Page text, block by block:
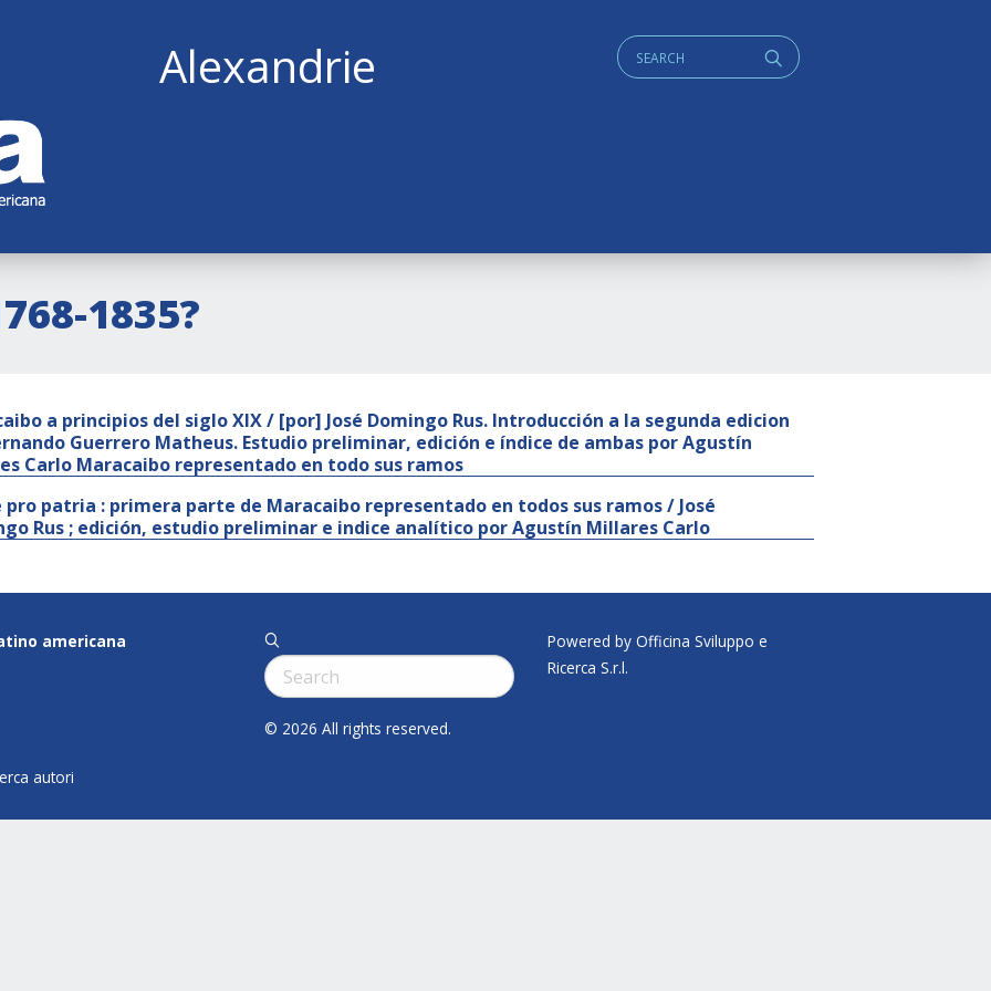
Alexandrie q
Cerca:
1835?
a principios del siglo XIX / [por] José Domingo Rus. Introducción a la segunda edicion
Guerrero Matheus. Estudio preliminar, edición e índice de ambas por Agustín
Carlo Maracaibo representado en todo sus ramos
pro patria : primera parte de Maracaibo representado en todos sus ramos / José
Rus ; edición, estudio preliminar e indice analítico por Agustín Millares Carlo
americana
autori
q
Cerca:
© 2026 All rights reserved.
Powered by Officina Sviluppo e
Ricerca S.r.l.